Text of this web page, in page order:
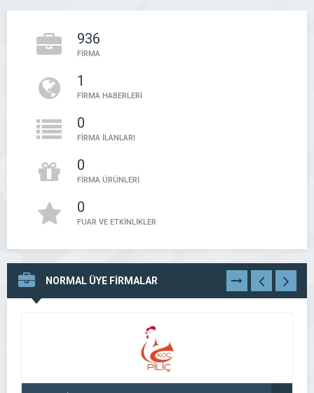
936
FİRMA
1
FİRMA HABERLERİ
0
FİRMA İLANLARI
0
FİRMA ÜRÜNLERİ
0
FUAR VE ETKİNLİKLER
NORMAL ÜYE FİRMALAR TÜMÜNÜ
GÖR